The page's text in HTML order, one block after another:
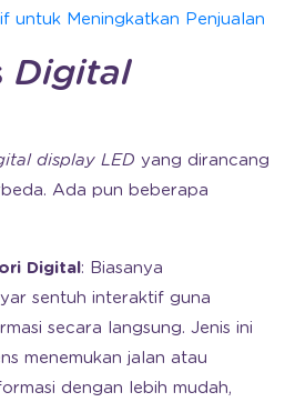
untuk Meningkatkan Penjualan
Digital
display LED yang dirancang
Ada pun beberapa
Digital: Biasanya
sentuh interaktif guna
secara langsung. Jenis ini
menemukan jalan atau
dengan lebih mudah,